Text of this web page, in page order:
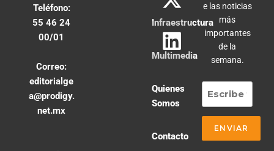
Teléfono:
55 46 24
00/01
Correo:
editorialge
a@prodigy.
net.mx
Infraestructura
Multimedia
Quienes
Somos
Contacto
e las noticias
más
importantes
de la
semana.